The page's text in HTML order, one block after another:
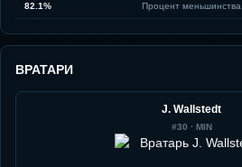
82.1% Процент меньшинства
ВРАТАРИ
J. Wallstedt
#30 · MIN